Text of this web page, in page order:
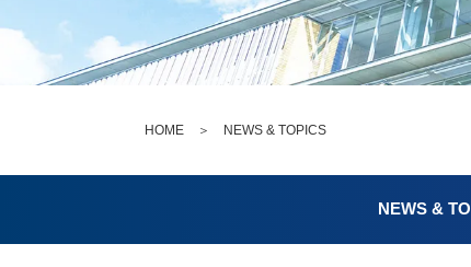
HOME ＞ NEWS & TOPICS
NEWS &